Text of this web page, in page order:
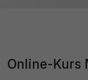
Online-Kurs